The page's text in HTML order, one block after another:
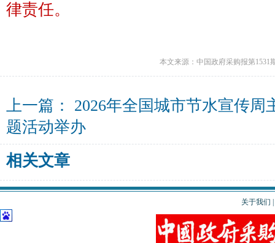
律责任。
本文来源：中国政府采购报第1531
上一篇： 2026年全国城市节水宣传周
题活动举办
相关文章
关于我们